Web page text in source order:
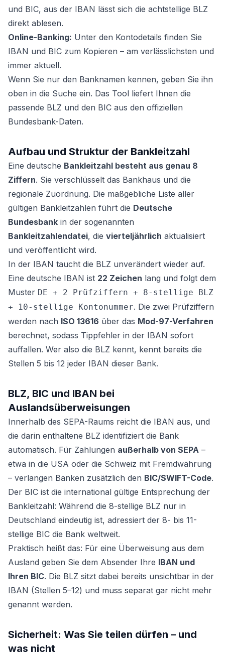
und BIC, aus der IBAN lässt sich die achtstellige BLZ
direkt ablesen.
Online-Banking: Unter den Kontodetails finden Sie
IBAN und BIC zum Kopieren – am verlässlichsten und
immer aktuell.
Wenn Sie nur den Banknamen kennen, geben Sie ihn
oben in die Suche ein. Das Tool liefert Ihnen die
passende BLZ und den BIC aus den offiziellen
Bundesbank-Daten.
Aufbau und Struktur der Bankleitzahl
Eine deutsche Bankleitzahl besteht aus genau 8
Ziffern. Sie verschlüsselt das Bankhaus und die
regionale Zuordnung. Die maßgebliche Liste aller
gültigen Bankleitzahlen führt die Deutsche
Bundesbank in der sogenannten
Bankleitzahlendatei, die vierteljährlich aktualisiert
und veröffentlicht wird.
In der IBAN taucht die BLZ unverändert wieder auf.
Eine deutsche IBAN ist 22 Zeichen lang und folgt dem
Muster DE + 2 Prüfziffern + 8-stellige BLZ
+ 10-stellige Kontonummer. Die zwei Prüfziffern
werden nach ISO 13616 über das Mod-97-Verfahren
berechnet, sodass Tippfehler in der IBAN sofort
auffallen. Wer also die BLZ kennt, kennt bereits die
Stellen 5 bis 12 jeder IBAN dieser Bank.
BLZ, BIC und IBAN bei
Auslandsüberweisungen
Innerhalb des SEPA-Raums reicht die IBAN aus, und
die darin enthaltene BLZ identifiziert die Bank
automatisch. Für Zahlungen außerhalb von SEPA –
etwa in die USA oder die Schweiz mit Fremdwährung
– verlangen Banken zusätzlich den BIC/SWIFT-Code.
Der BIC ist die international gültige Entsprechung der
Bankleitzahl: Während die 8-stellige BLZ nur in
Deutschland eindeutig ist, adressiert der 8- bis 11-
stellige BIC die Bank weltweit.
Praktisch heißt das: Für eine Überweisung aus dem
Ausland geben Sie dem Absender Ihre IBAN und
Ihren BIC. Die BLZ sitzt dabei bereits unsichtbar in der
IBAN (Stellen 5–12) und muss separat gar nicht mehr
genannt werden.
Sicherheit: Was Sie teilen dürfen – und
was nicht